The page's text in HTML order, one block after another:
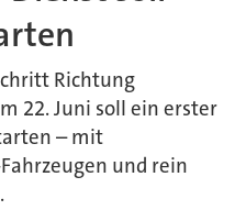
Richtung
22. Juni soll ein erster
– mit
und rein